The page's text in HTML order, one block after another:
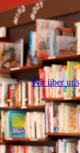
Wir über uns